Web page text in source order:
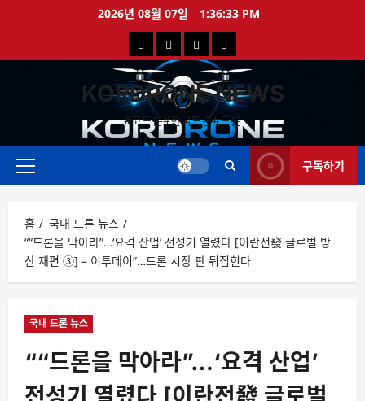
로
2026년 08월 07일 1:36:34 PM
국
내
드
론
뉴
해
외
드
론
뉴
드
영
상
드
론
특
가
KORDRONE NEWS
#코드론#한국드론#드론
주
구독하기
홈
국내 드론 뉴스
““드론을 막아라”…‘요격 산업’ 전성기 열렸다 [이란전發 글로벌 방
산 재편 ③] – 이투데이”…드론 시장 판 뒤집힌다
국내 드론 뉴스
““드론을 막아라”…‘요격 산업’